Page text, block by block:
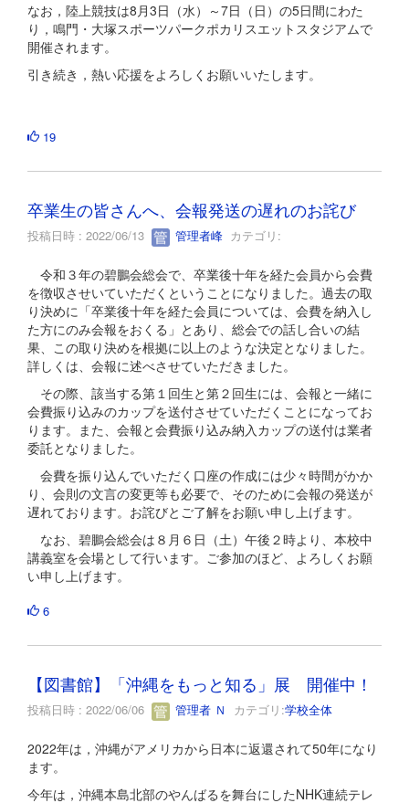
なお，陸上競技は8月3日（水）～7日（日）の5日間にわた
り，鳴門・大塚スポーツパークポカリスエットスタジアムで
開催されます。
引き続き，熱い応援をよろしくお願いいたします。
19
卒業生の皆さんへ、会報発送の遅れのお詫び
投稿日時 : 2022/06/13 管理者峰 カテゴリ:
令和３年の碧鵬会総会で、卒業後十年を経た会員から会費
を徴収させいていただくということになりました。過去の取
り決めに「卒業後十年を経た会員については、会費を納入し
た方にのみ会報をおくる」とあり、総会での話し合いの結
果、この取り決めを根拠に以上のような決定となりました。
詳しくは、会報に述べさせていただきました。
その際、該当する第１回生と第２回生には、会報と一緒に
会費振り込みのカップを送付させていただくことになってお
ります。また、会報と会費振り込み納入カップの送付は業者
委託となりました。
会費を振り込んでいただく口座の作成には少々時間がかか
り、会則の文言の変更等も必要で、そのために会報の発送が
遅れております。お詫びとご了解をお願い申し上げます。
なお、碧鵬会総会は８月６日（土）午後２時より、本校中
講義室を会場として行います。ご参加のほど、よろしくお願
い申し上げます。
6
【図書館】「沖縄をもっと知る」展 開催中！
投稿日時 : 2022/06/06 管理者 Ｎ カテゴリ:学校全体
2022年は，沖縄がアメリカから日本に返還されて50年になり
ます。
今年は，沖縄本島北部のやんばるを舞台にしたNHK連続テレ